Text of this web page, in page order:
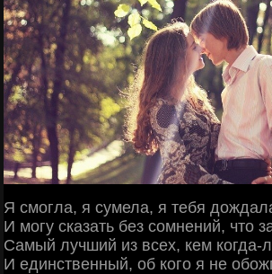
Я смогла, я сумела, я тебя
И могу сказать без сомнений, что
Самый лучший из всех, кем когда-
И единственный, об кого я не